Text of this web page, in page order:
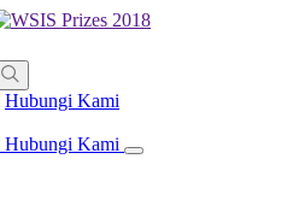
Hubungi Kami
Hubungi Kami